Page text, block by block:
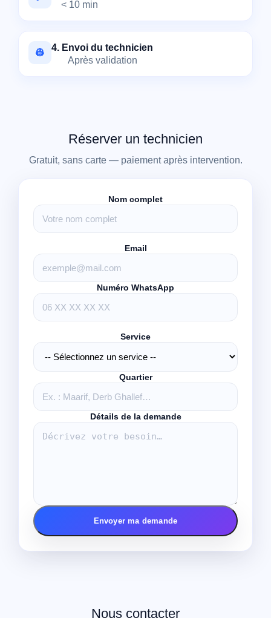
< 10 min
👷
4. Envoi du technicien
Après validation
Réserver un technicien
Gratuit, sans carte — paiement après intervention.
Nom complet
Email
Numéro WhatsApp
Service
Quartier
Détails de la demande
Envoyer ma demande
Nous contacter